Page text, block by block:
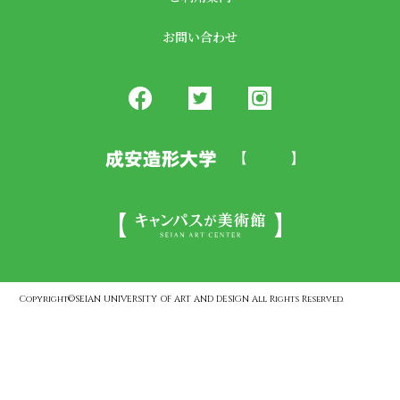
お問い合わせ
Copyright©SEIAN UNIVERSITY OF ART AND DESIGN All Rights Reserved.